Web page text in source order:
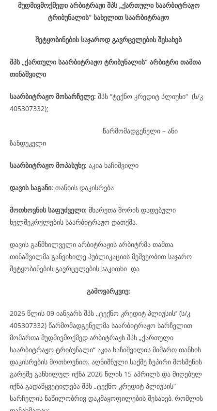
მუდმივმოქმედი არბიტრაჟი შპს „ქართული საარბიტრაჟო
ტრიბუნალის“ სახელით საარბიტრაჟო
შეტყობინების საჯაროდ გავრცელების შესახებ
შპს „ქართული საარბიტრაჟო ტრიბუნალის“ არბიტრი თამთა
თინაშვილი
საარბიტრაჟო მოსარჩელე: შპს “ტექნო კრედიტ პლიუსი“ (ს/კ
405307332);
წარმომადგენელი – ანი
ზანდუკელი
საარბიტრაჟო მოპასუხე: აკია ხაჩიშვილი
დავის საგანი: თანხის დაკისრება
მოთხოვნის საფუძველი: მხარეთა შორის დადებული
ხელშეკრულების საარბიტრაჟო დათქმა.
დავის განმხილველი არბიტრაჟის არბიტრმა თამთა
თინაშვილმა განვიხილე პუბლიკაციის მეშვეობით საჯარო
შეტყობინების გავრცელების საკითხი და
გამოვარკვიე:
2026 წლის 09 იანვარს შპს ,,ტექნო კრედიტ პლიუსის’’ (ს/კ
405307332) წარმომადგენელმა საარბიტრაჟო სარჩელით
მომართა მუდმივმოქმედ არბიტრაჟს შპს „ქართული
საარბიტრაჟო ტრიბუნალი“ აკია ხაჩიშვილის მიმართ თანხის
დაკისრების მოთხოვნით. აღნიშნული საქმე ზეპირი მოსმენის
გარეშე განხილულ იქნა 2026 წლის 15 აპრილს და მიღებულ
იქნა გადაწყვეტილება შპს „ტექნო კრედიტ პლიუსის“
სარჩელის ნაწილობრივ დაკმაყოფილების შესახებ, რომლის